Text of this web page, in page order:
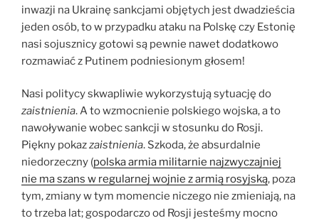
inwazji na Ukrainę sankcjami objętych jest dwadzieścia
jeden osób, to w przypadku ataku na Polskę czy Estonię
nasi sojusznicy gotowi są pewnie nawet dodatkowo
rozmawiać z Putinem podniesionym głosem!
Nasi politycy skwapliwie wykorzystują sytuację do
zaistnienia. A to wzmocnienie polskiego wojska, a to
nawoływanie wobec sankcji w stosunku do Rosji.
Piękny pokazzaistnienia. Szkoda, że absurdalnie
niedorzeczny (polska armia militarnie najzwyczajniej
nie ma szans w regularnej wojnie z armią rosyjską, poza
tym, zmiany w tym momencie niczego nie zmieniają, na
to trzeba lat; gospodarczo od Rosji jesteśmy mocno